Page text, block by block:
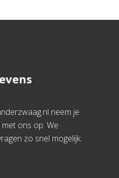
neem je
ons op. We
zo snel mogelijk.